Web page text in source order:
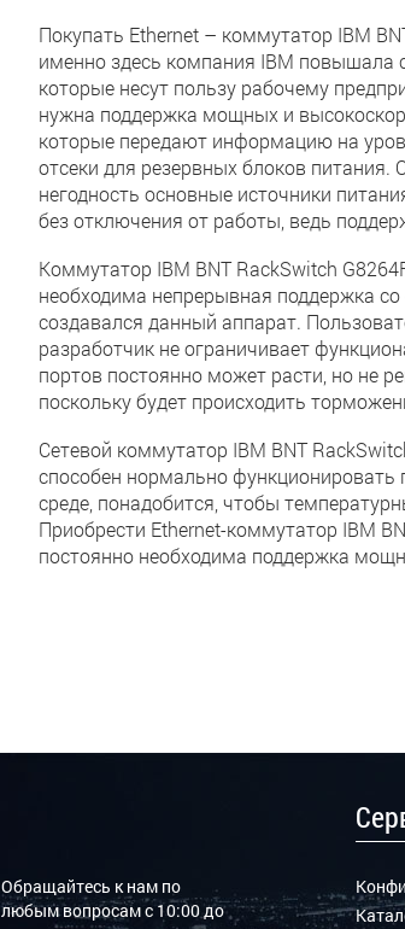
Покупать Ethernet – коммутатор IBM
именно здесь компания IBM повышала
которые несут пользу рабочему
нужна поддержка мощных и
которые передают информацию на
отсеки для резервных блоков питания.
негодность основные источники
без отключения от работы, ведь
Коммутатор IBM BNT RackSwitch
необходима непрерывная поддержка
создавался данный аппарат.
разработчик не ограничивает
портов постоянно может расти, но не
поскольку будет происходить
Сетевой коммутатор IBM BNT
способен нормально
среде, понадобится, чтобы
Приобрести Ethernet-коммутатор IBM
постоянно необходима поддержка
Обращайтесь к нам по
любым вопросам с 10:00 до